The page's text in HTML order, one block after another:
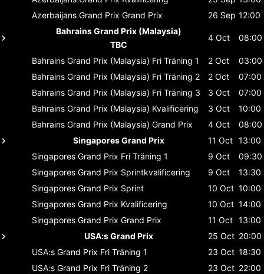
Azerbaijans Grand Prix Grand Prix 26 Sep 12:00
Bahrains Grand Prix (Malaysia)
TBC
4 Oct 08:00
Bahrains Grand Prix (Malaysia) Fri Träning 1 2 Oct
03:00
Bahrains Grand Prix (Malaysia) Fri Träning 2 2 Oct
07:00
Bahrains Grand Prix (Malaysia) Fri Träning 3 3 Oct
07:00
Bahrains Grand Prix (Malaysia) Kvalificering 3 Oct
10:00
Bahrains Grand Prix (Malaysia) Grand Prix 4 Oct
08:00
Singapores Grand Prix
11 Oct 13:00
Singapores Grand Prix Fri Träning 1 9 Oct
09:30
Singapores Grand Prix Sprintkvalificering 9 Oct
13:30
Singapores Grand Prix Sprint 10 Oct 10:00
Singapores Grand Prix Kvalificering 10 Oct 14:00
Singapores Grand Prix Grand Prix 11 Oct 13:00
USA:s Grand Prix
25 Oct 20:00
USA:s Grand Prix Fri Träning 1 23 Oct 18:30
USA:s Grand Prix Fri Träning 2 23 Oct 22:00